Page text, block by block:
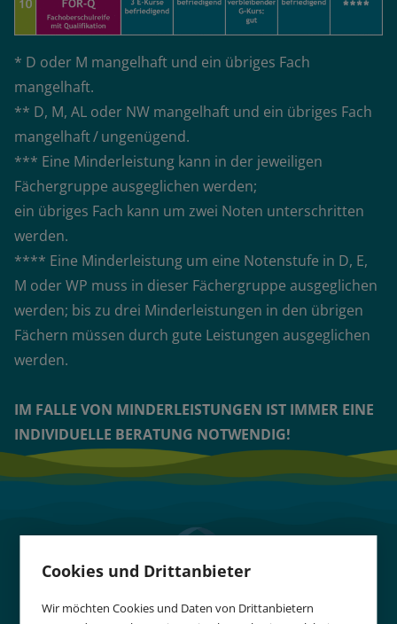
Cookies und Drittanbieter
Wir möchten Cookies und Daten von Drittanbietern
* D oder M mangelhaft und ein übriges Fach
mangelhaft.
** D, M, AL oder NW mangelhaft und ein übriges Fach
mangelhaft / ungenügend.
*** Eine Minderleistung kann in der jeweiligen
Fächergruppe ausgeglichen werden;
ein übriges Fach kann um zwei Noten unterschritten
werden.
**** Eine Minderleistung um eine Notenstufe in D, E,
M oder WP muss in dieser Fächergruppe ausgeglichen
werden; bis zu drei Minderleistungen in den übrigen
Fächern müssen durch gute Leistungen ausgeglichen
werden.
IM FALLE VON MINDERLEISTUNGEN IST IMMER EINE
INDIVIDUELLE BERATUNG NOTWENDIG!